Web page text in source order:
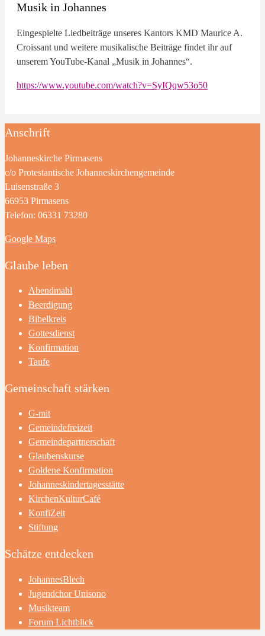
Musik in Johannes
Eingespielte Liedbeiträge unseres Kantors KMD Maurice A.
Croissant und weitere musikalische Beiträge findet ihr auf
unserem YouTube-Kanal „Musik in Johannes“.
https://www.youtube.com/watch?v=SyIQqw53o50
Anschrift
Johanneskirche Pirmasens
c/o Protestantische Johanneskirchengemeinde
Luisenstraße 3
66953 Pirmasens
Telefon: 06331 73280
Google Maps
Glaube leben
Abendmahl
Beerdigung
Bibelkreis
Gottesdienst
Konfirmation
Taufe
Gemeinschaft stärken
G-mit
Gemeindefreizeit
Gemeindepartnerschaft
Glaubenskurse
Goldene Konfirmation
Johanneskindertagesstätte
KirchenKulturCafé
KonfiZeit
Stiftung
Schätze entdecken
JohannesBlech
Jugendchor Unisono
Musikteam
Forum Lichtblick